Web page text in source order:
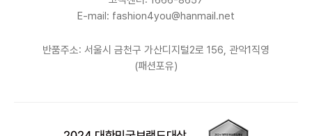
E-mail: fashion4you@hanmail.net
반품주소: 서울시 금천구 가산디지털2로 156, 관악1직영
(패션포유)